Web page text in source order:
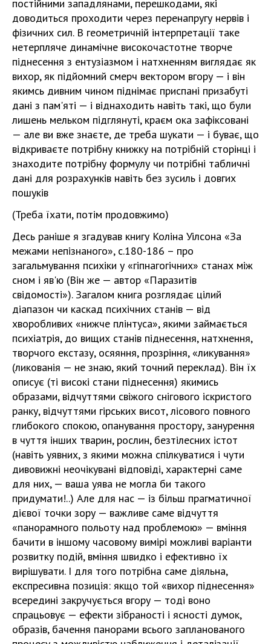
постійними западлянами, перешкодами, які
доводиться проходити через перенапругу нервів і
фізичних сил. В геометричній інтерпретації таке
нетерпляче динамічне високочастотне творче
піднесення з ентузіазмом і натхненням виглядає як
вихор, як підйомний смерч вектором вгору — і він
якимсь дивним чином піднімає приспані призабуті
дані з пам'яті — і віднаходить навіть такі, що були
лишень мельком підглянуті, краєм ока зафіксовані
— але ви вже знаєте, де треба шукати — і буває, що
відкриваєте потрібну книжку на потрібній сторінці і
знаходите потрібну формулу чи потрібні табличні
дані для розрахунків навіть без зусиль і довгих
пошуків
(Треба їхати, потім продовжимо)
Десь раніше я згадував книгу Коліна Уілсона «За
межами непізнаного», с.180-186 – про
загальмування психіки у «гіпнагогічних» станах між
сном і яв'ю (Він же — автор «Паразитів
свідомості»). Загалом книга розглядає цілий
діапазон чи каскад психічних станів — від
хворобливих «нижче плінтуса», якими займається
психіатрія, до вищих станів піднесення, натхнення,
творчого екстазу, осяяння, прозріння, «ликування»
(ликованія — не знаю, який точний переклад). Він їх
описує (ті високі стани піднесення) якимись
образами, відчуттями свіжого снігового іскристого
ранку, відчуттями гірських висот, лісового повного
глибокого спокою, опанування простору, занурення
в чуття інших тварин, рослин, безтілесних істот
(навіть уявних, з якими можна спілкуватися і чути
дивовижні неочікувані відповіді, характерні саме
для них, — ваша уява не могла би такого
придумати!..) Але для нас — із більш прагматичної
дієвої точки зору — важливе саме відчуття
«панорамного польоту над проблемою» — вміння
бачити в іншому часовому вимірі можливі варіанти
розвитку подій, вміння швидко і ефективно їх
вирішувати. І для того потрібна саме діяльна,
експресивна позиція: якщо той «вихор піднесення»
всередині закручується вгору — тоді воно
спрацьовує — ефекти зібраності і ясності думок,
образів, бачення панорами всього запланованого